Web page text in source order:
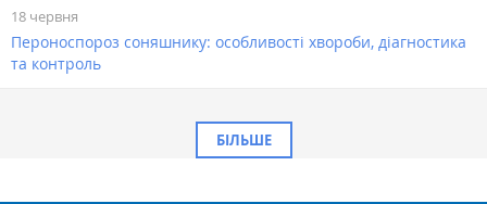
18 червня
Пероноспороз соняшнику: особливості хвороби, діагностика
та контроль
БІЛЬШЕ